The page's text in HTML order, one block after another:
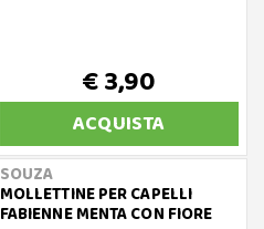
€ 3,90
ACQUISTA
SOUZA
MOLLETTINE PER CAPELLI
FABIENNE MENTA CON FIORE